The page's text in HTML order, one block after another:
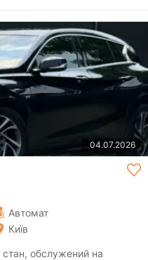
04.07.2026
Автомат
Київ
стан, обслужений на